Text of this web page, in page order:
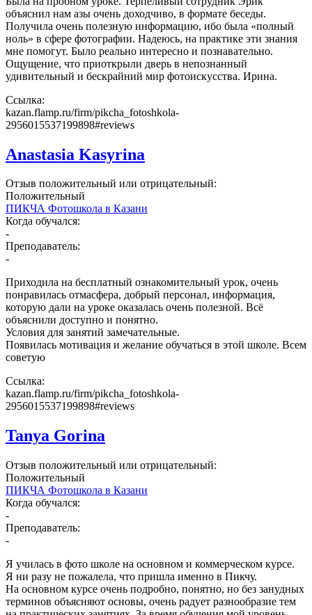
объяснил нам азы очень доходчиво, в формате беседы.
Получила очень полезную информацию, ибо была «полный
ноль» в сфере фотографии. Надеюсь, на практике эти знания
мне помогут. Было реально интересно и познавательно.
Ощущение, что приоткрыли дверь в непознанный
удивительный и бескрайний мир фотоискусства. Ирина.
Ссылка:
kazan.flamp.ru/firm/pikcha_fotoshkola-
2956015537199898#reviews
Anastasia Kasyrina
Отзыв положительный или отрицательный:
Положительный
ПИКЧА Фотошкола в Казани
Когда обучался:
-
Преподаватель:
-
Приходила на бесплатный ознакомительный урок, очень
понравилась отмасфера, добрый персонал, информация,
которую дали на уроке оказалась очень полезной. Всё
объяснили доступно и понятно.
Условия для занятий замечательные.
Появилась мотивация и желание обучаться в этой школе. Всем
советую
Ссылка:
kazan.flamp.ru/firm/pikcha_fotoshkola-
2956015537199898#reviews
Tanya Gorina
Отзыв положительный или отрицательный:
Положительный
ПИКЧА Фотошкола в Казани
Когда обучался:
-
Преподаватель:
-
Я училась в фото школе на основном и коммерческом курсе.
Я ни разу не пожалела, что пришла именно в Пикчу.
На основном курсе очень подробно, понятно, но без занудных
терминов объясняют основы, очень радует разнообразие тем